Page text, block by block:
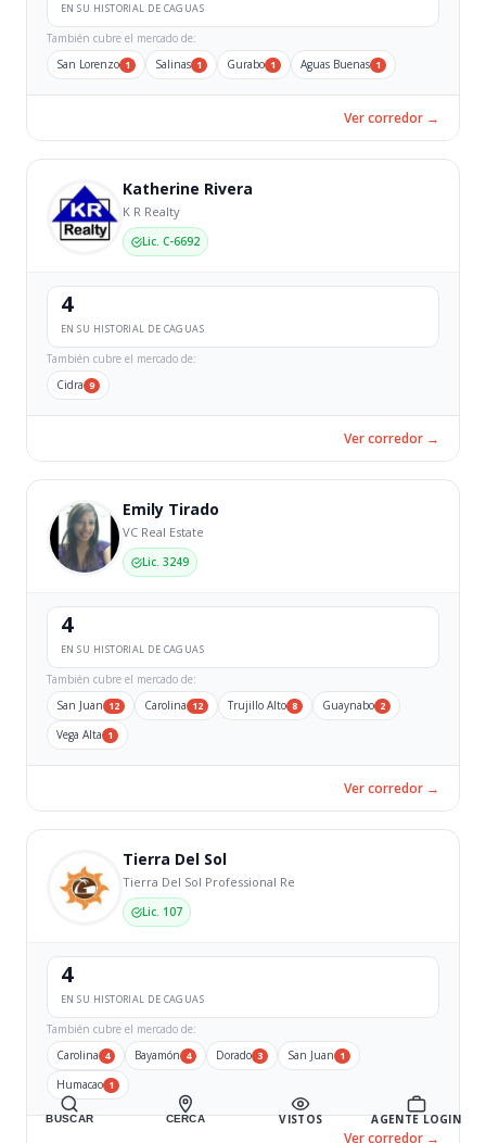
EN SU HISTORIAL DE CAGUAS
También cubre el mercado de:
San Lorenzo 1 Salinas 1 Gurabo 1 Aguas Buenas 1
Ver corredor →
Katherine Rivera
K R Realty
Lic. C-6692
4
EN SU HISTORIAL DE CAGUAS
También cubre el mercado de:
Cidra 9
Ver corredor →
Emily Tirado
VC Real Estate
Lic. 3249
4
EN SU HISTORIAL DE CAGUAS
También cubre el mercado de:
San Juan 12 Carolina 12 Trujillo Alto 8 Guaynabo 2
Vega Alta 1
Ver corredor →
Tierra Del Sol
Tierra Del Sol Professional Re
Lic. 107
4
EN SU HISTORIAL DE CAGUAS
También cubre el mercado de:
Carolina 4 Bayamón 4 Dorado 3 San Juan 1
Humacao 1
Ver corredor →
BUSCAR CERCA VISTOS AGENTE LOGIN